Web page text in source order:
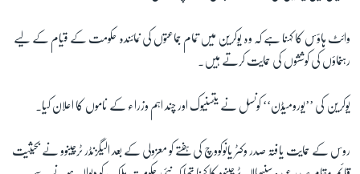
وائٹ ہاؤس کا کہنا ہے کہ وہ یوکرین میں تمام جماعتوں کی نمائندہ حکومت کے قیام کے لیے
رہنماؤں کی کوششوں کی حمایت کرتے ہیں۔
یوکرین کی ’’یورومیڈن‘‘ کونسل نے یتسنیوک اور چند اہم وزراء کے ناموں کا اعلان کیا۔
روس کے حمایت یافتہ صدر وِکٹر یانوکووچ کی ہفتے کو معزولی کے بعد الیگزنڈر ٹرچینوو نے بحیثیت